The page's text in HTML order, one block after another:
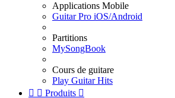
Applications Mobile
Guitar Pro iOS/Android
Partitions
MySongBook
Cours de guitare
Play Guitar Hits
  Produits 